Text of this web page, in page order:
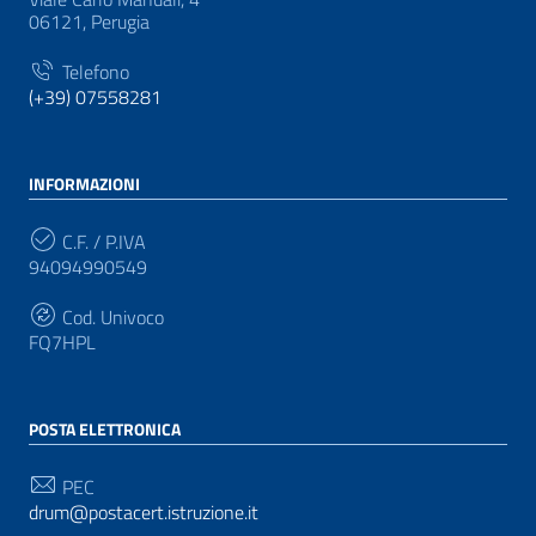
06121, Perugia
Telefono
(+39) 07558281
INFORMAZIONI
C.F. / P.IVA
94094990549
Cod. Univoco
FQ7HPL
POSTA ELETTRONICA
PEC
drum@postacert.istruzione.it